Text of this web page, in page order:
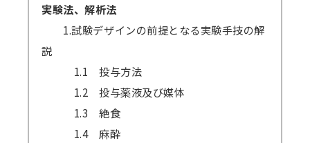
実験法、解析法
1.試験デザインの前提となる実験手技の解
説
1.1 投与方法
1.2 投与薬液及び媒体
1.3 絶食
1.4 麻酔